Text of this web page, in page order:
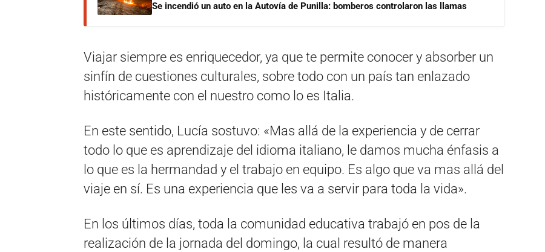
Se incendió un auto en la Autovía de Punilla: bomberos controlaron las llamas
Viajar siempre es enriquecedor, ya que te permite conocer y absorber un
sinfín de cuestiones culturales, sobre todo con un país tan enlazado
históricamente con el nuestro como lo es Italia.
En este sentido, Lucía sostuvo: «Mas allá de la experiencia y de cerrar
todo lo que es aprendizaje del idioma italiano, le damos mucha énfasis a
lo que es la hermandad y el trabajo en equipo. Es algo que va mas allá del
viaje en sí. Es una experiencia que les va a servir para toda la vida».
En los últimos días, toda la comunidad educativa trabajó en pos de la
realización de la jornada del domingo, la cual resultó de manera